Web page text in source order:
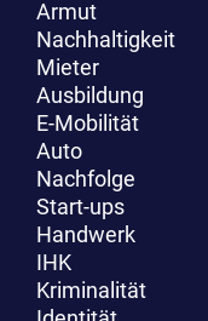
Armut
Nachhaltigkeit
Mieter
Ausbildung
E-Mobilität
Auto
Nachfolge
Start-ups
Handwerk
IHK
Kriminalität